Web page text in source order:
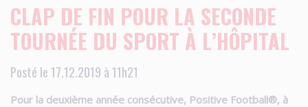
CLAP DE FIN POUR LA SECONDE
TOURNÉE DU SPORT À L’HÔPITAL
Posté le 17.12.2019 à 11h21
Pour la deuxième année consécutive, Positive Football®, à